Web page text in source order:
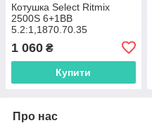
Котушка Select Ritmix
2500S 6+1BB
5.2:1,1870.70.35
1 060 ₴
Купити
Про нас